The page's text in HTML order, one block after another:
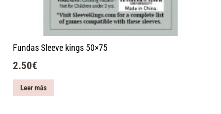
Fundas Sleeve kings 50×75
2.50€
Leer más